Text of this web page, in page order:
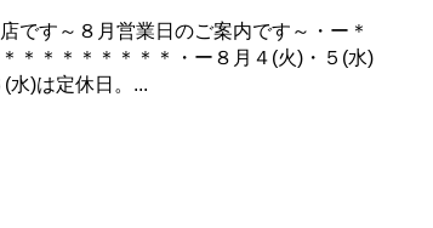
です～８月営業日のご案内です～・ー＊
＊＊＊＊＊＊＊＊・ー８月４(火)・５(水)
水)は定休日。...